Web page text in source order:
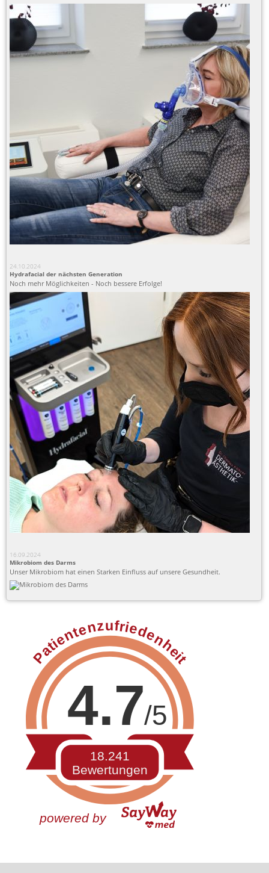
24.10.2024
Hydrafacial der nächsten Generation
Noch mehr Möglichkeiten - Noch bessere Erfolge!
16.09.2024
Mikrobiom des Darms
Unser Mikrobiom hat einen Starken Einfluss auf unsere Gesundheit.
4.7/5
Patientenzufriedenheit
18.241
Bewertungen
powered by